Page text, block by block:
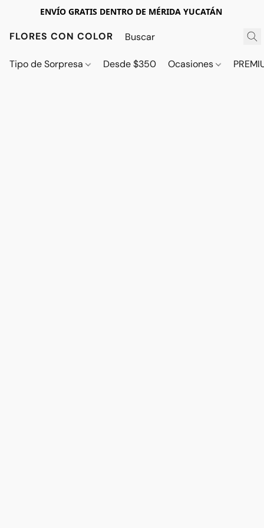
ENVÍO GRATIS DENTRO DE MÉRIDA YUCATÁN
FLORES CON COLOR
Tipo de Sorpresa Desde $350 Ocasiones